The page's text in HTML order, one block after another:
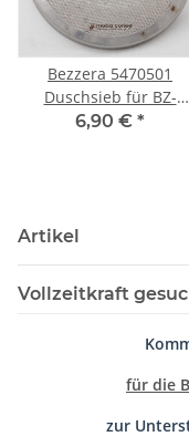
Bezzera 5470501
Duschsieb für BZ-
Brühgruppe
6,90 € *
Artikel
Vollzeitkraft
für die
zur